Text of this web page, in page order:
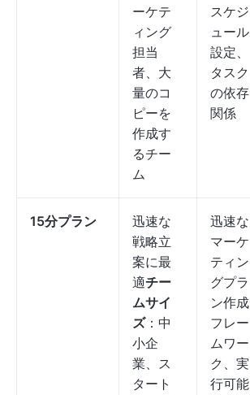
ーケテ
ィング
担当
者、大
量のコ
ピーを
作成す
るチー
ム
スケジ
ュール
設定、
タスク
の依存
関係
15分プラン
迅速な
戦略立
案に最
適チー
ムサイ
ズ：中
小企
業、ス
タート
迅速な
マーケ
ティン
グプラ
ン作成
フレー
ムワー
ク、実
行可能